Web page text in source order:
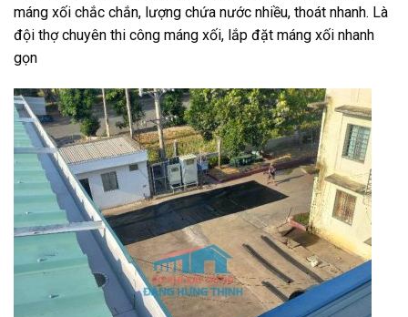
máng xối chắc chắn, lượng chứa nước nhiều, thoát nhanh. Là
đội thợ chuyên thi công máng xối, lắp đặt máng xối nhanh
gọn